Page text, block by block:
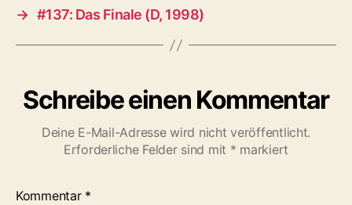
→ #137: Das Finale (D, 1998)
Schreibe einen Kommentar
Deine E-Mail-Adresse wird nicht veröffentlicht.
Erforderliche Felder sind mit * markiert
Kommentar *